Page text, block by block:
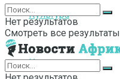
Культура
Интернет
Нет результатов
Смотреть все результаты